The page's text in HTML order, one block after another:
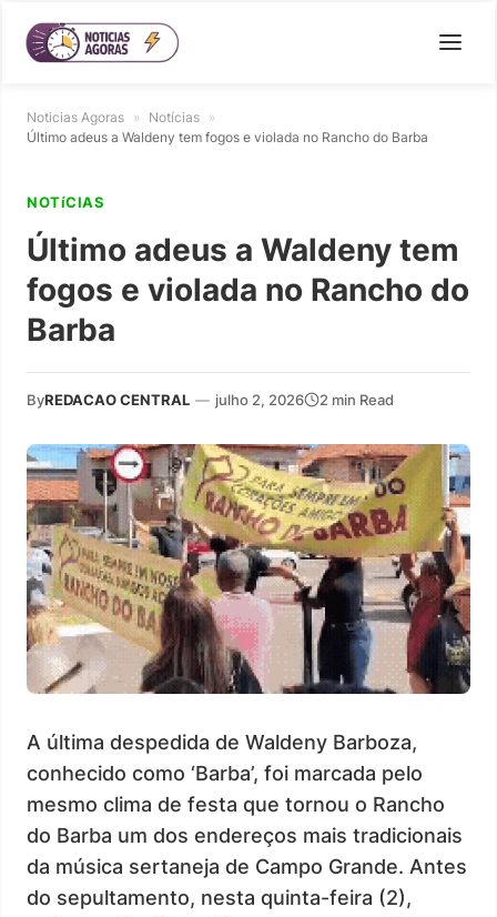
Noticias Agoras » Notícias »
Último adeus a Waldeny tem fogos e violada no Rancho do Barba
NOTíCIAS
Último adeus a Waldeny tem
fogos e violada no Rancho do
Barba
ByREDACAO CENTRAL — julho 2, 2026 2 min Read
A última despedida de Waldeny Barboza,
conhecido como ‘Barba’, foi marcada pelo
mesmo clima de festa que tornou o Rancho
do Barba um dos endereços mais tradicionais
da música sertaneja de Campo Grande. Antes
do sepultamento, nesta quinta-feira (2),